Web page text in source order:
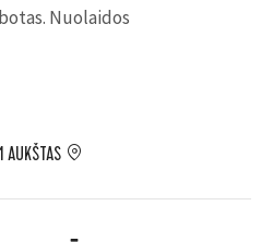
Nuolaidos
1 AUKŠTAS